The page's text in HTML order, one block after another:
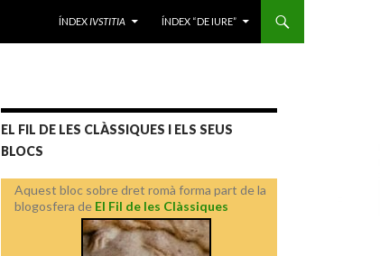
ÍNDEXIVSTITIA ÍNDEX “DE IURE”
EL FIL DE LES CLÀSSIQUES I ELS SEUS
BLOCS
Aquest bloc sobre dret romà forma part de la
blogosfera de El Fil de les Clàssiques